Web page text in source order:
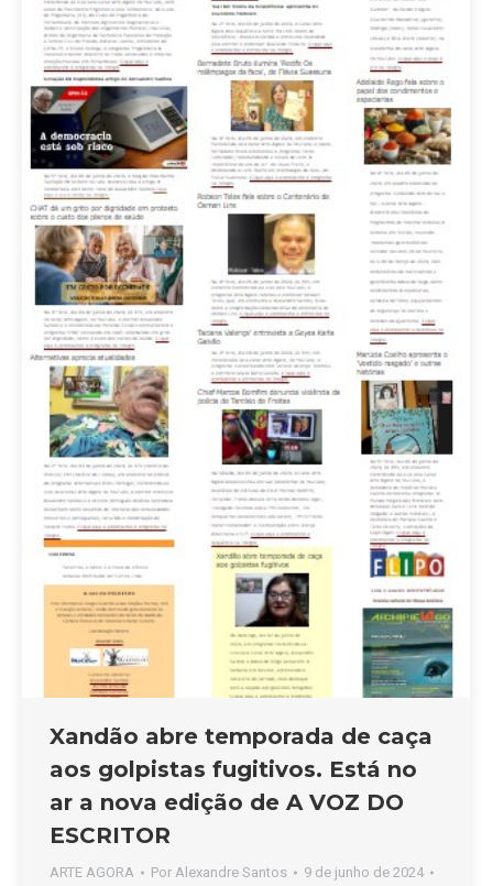
Xandão abre temporada de caça
aos golpistas fugitivos. Está no
ar a nova edição de A VOZ DO
ESCRITOR
ARTE AGORA Por Alexandre Santos
9 de junho de 2024